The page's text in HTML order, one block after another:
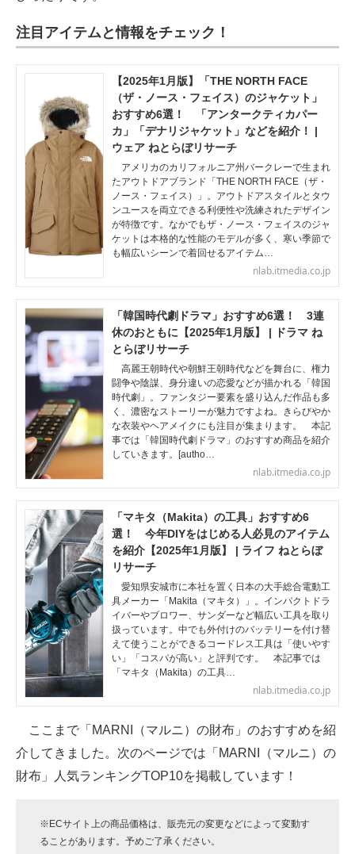
注目アイテムと情報をチェック！
【2025年1月版】「THE NORTH FACE
（ザ・ノース・フェイス）のジャケット」
おすすめ6選！ 「アンタークティカパー
カ」「デナリジャケット」などを紹介！ |
ウェア ねとらぼリサーチ
アメリカのカリフォルニア州バークレーで生まれ
たアウトドアブランド「THE NORTH FACE（ザ・
ノース・フェイス）」。アウトドアスタイルとタウ
ンユースを両立できる利便性や洗練されたデザイン
が特徴です。なかでもザ・ノース・フェイスのジャ
ケットは本格的な性能のモデルが多く、寒い季節で
も幅広いシーンで着回せるアイテム…
nlab.itmedia.co.jp
「韓国時代劇ドラマ」おすすめ6選！ 3連
休のおともに【2025年1月版】 | ドラマ ね
とらぼリサーチ
高麗王朝時代や朝鮮王朝時代などを舞台に、権力
闘争や陰謀、身分違いの恋愛などが描かれる「韓国
時代劇」。ファンタジー要素を盛り込んだ作品も多
く、濃密なストーリーが魅力ですよね。きらびやか
な衣装やヘアメイクにも注目が集まります。 本記
事では「韓国時代劇ドラマ」のおすすめ商品を紹介
していきます。[autho…
nlab.itmedia.co.jp
「マキタ（Makita）の工具」おすすめ6
選！ 今年DIYをはじめる人必見のアイテム
を紹介【2025年1月版】 | ライフ ねとらぼ
リサーチ
愛知県安城市に本社を置く日本の大手総合電動工
具メーカー「Makita（マキタ）」。インパクトドラ
イバーやブロワー、サンダーなど幅広い工具を取り
扱っています。中でも外付けのバッテリーを付け替
えて使うことができるコードレス工具は「使いやす
い」「コスパが高い」と評判です。 本記事では
「マキタ（Makita）の工具…
nlab.itmedia.co.jp
ここまで「MARNI（マルニ）の財布」のおすすめを紹
介してきました。次のページでは「MARNI（マルニ）の
財布」人気ランキングTOP10を掲載しています！
※ECサイト上の商品価格は、販売元の変更などによって変動す
ることがあります。予めご了承ください。